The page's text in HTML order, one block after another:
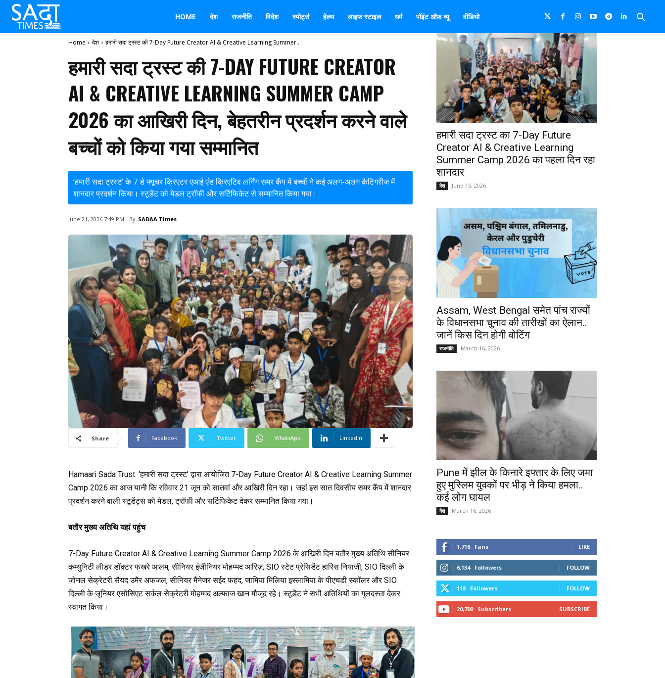
HOME देश राजनीति विदेश स्पोर्ट्स हेल्थ लाइफ स्टाइल धर्म पॉइंट ऑफ़ व्यू वीडियो
Home देश हमारी सदा ट्रस्ट की 7-Day Future Creator AI & Creative Learning Summer...
हमारी सदा ट्रस्ट की 7-DAY FUTURE CREATOR
AI & CREATIVE LEARNING SUMMER CAMP
2026 का आखिरी दिन, बेहतरीन प्रदर्शन करने वाले
बच्चों को किया गया सम्मानित
‘हमारी सदा ट्रस्ट’ के 7 डे फ्यूचर क्रिएटर एआई एंड क्रिएटिव लर्निंग समर कैंप में बच्चों ने कई अलग-अलग कैटिगरीज में
शानदार प्रदर्शन किया। स्टूडेंट को मेडल ट्रॉफी और सर्टिफिकेट से सम्मानित किया गया।
June 21, 2026 7:49 PM By SADAA Times
Share Facebook Twitter WhatsApp Linkedin
Hamaari Sada Trust: ‘हमारी सदा ट्रस्ट’ द्वारा आयोजित 7-Day Future Creator AI & Creative Learning Summer
Camp 2026 का आज यानी कि रविवार 21 जून को सातवां और आखिरी दिन रहा। जहां इस सात दिवसीय समर कैंप में शानदार
प्रदर्शन करने वाली स्टूडेंट्स को मेडल, ट्रॉफी और सर्टिफिकेट देकर सम्मानित किया गया।
बतौर मुख्य अतिथि यहां पहुंच
7-Day Future Creator AI & Creative Learning Summer Camp 2026 के आखिरी दिन बतौर मुख्य अतिथि सीनियर
कम्युनिटी लीडर डॉक्टर फखरे आलम, सीनियर इंजीनियर मोहम्मद आरिज़, SIO स्टेट प्रेसिडेंट हारिस नियाजी, SIO दिल्ली के
जोनल सेक्रेटरी सैयद उमैर अफजल, सीनियर मैनेजर सईद फहद, जामिया मिलिया इस्लामिया के पीएचडी स्कॉलर और SIO
दिल्ली के जूनियर एसोसिएट सर्कल सेक्रेटरी मोहम्मद अल्फाज खान मौजूद रहे। स्टूडेंट ने सभी अतिथियों का गुलदस्ता देकर
स्वागत किया।
हमारी सदा ट्रस्ट का 7-Day Future
Creator AI & Creative Learning
Summer Camp 2026 का पहला दिन रहा
शानदार
देश June 15, 2026
Assam, West Bengal समेत पांच राज्यों
के विधानसभा चुनाव की तारीखों का ऐलान..
जानें किस दिन होगी वोटिंग
राजनीति March 16, 2026
Pune में झील के किनारे इफ्तार के लिए जमा
हुए मुस्लिम युवकों पर भीड़ ने किया हमला..
कई लोग घायल
देश March 16, 2026
1,716 Fans LIKE
6,134 Followers FOLLOW
118 Followers FOLLOW
20,700 Subscribers SUBSCRIBE